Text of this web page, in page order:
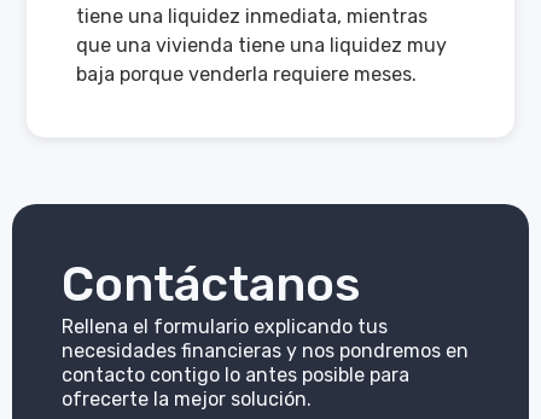
tiene una liquidez inmediata, mientras
que una vivienda tiene una liquidez muy
baja porque venderla requiere meses.
Contáctanos
Rellena el formulario explicando tus
necesidades financieras y nos pondremos en
contacto contigo lo antes posible para
ofrecerte la mejor solución.